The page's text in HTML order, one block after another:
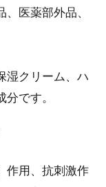
医薬部外品、
湿クリーム、ハ
です。
作用、抗刺激作